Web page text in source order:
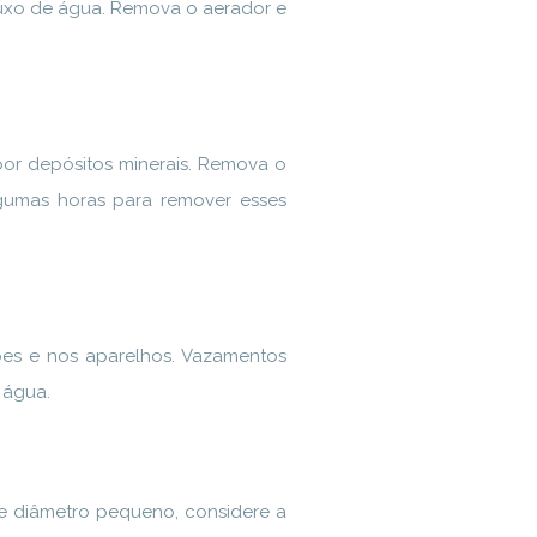
de água. Remova o aerador e
depósitos minerais. Remova o
horas para remover esses
e nos aparelhos. Vazamentos
diâmetro pequeno, considere a